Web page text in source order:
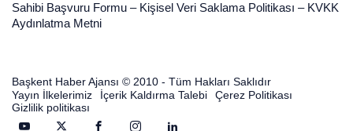
Sahibi Başvuru Formu – Kişisel Veri Saklama Politikası – KVKK
Aydınlatma Metni
Başkent Haber Ajansı © 2010 - Tüm Hakları Saklıdır
Yayın İlkelerimiz
İçerik Kaldırma Talebi
Çerez Politikası
Gizlilik politikası